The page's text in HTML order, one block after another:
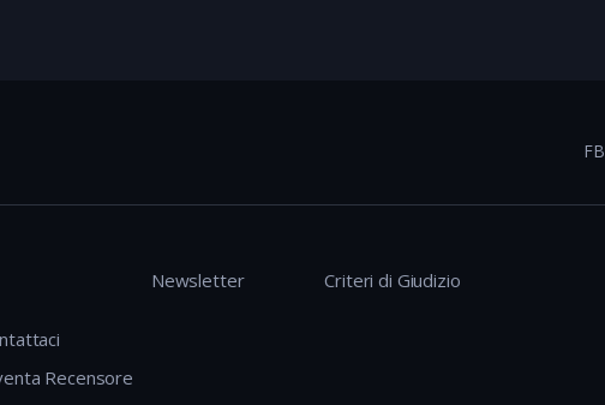
FB
Recensore
Newsletter Criteri di Giudizio